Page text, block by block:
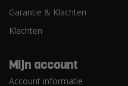
Garantie & Klachten
Klachten
Mijn account
Account informatie